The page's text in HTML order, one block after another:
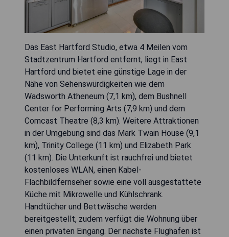
Das East Hartford Studio, etwa 4 Meilen vom
Stadtzentrum Hartford entfernt, liegt in East
Hartford und bietet eine günstige Lage in der
Nähe von Sehenswürdigkeiten wie dem
Wadsworth Atheneum (7,1 km), dem Bushnell
Center for Performing Arts (7,9 km) und dem
Comcast Theatre (8,3 km). Weitere Attraktionen
in der Umgebung sind das Mark Twain House (9,1
km), Trinity College (11 km) und Elizabeth Park
(11 km). Die Unterkunft ist rauchfrei und bietet
kostenloses WLAN, einen Kabel-
Flachbildfernseher sowie eine voll ausgestattete
Küche mit Mikrowelle und Kühlschrank.
Handtücher und Bettwäsche werden
bereitgestellt, zudem verfügt die Wohnung über
einen privaten Eingang. Der nächste Flughafen ist